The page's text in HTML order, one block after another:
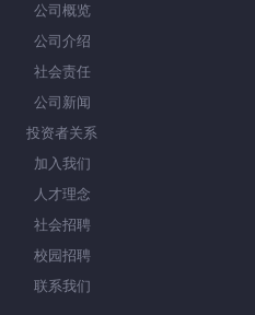
公司概览
公司介绍
社会责任
公司新闻
投资者关系
加入我们
人才理念
社会招聘
校园招聘
联系我们